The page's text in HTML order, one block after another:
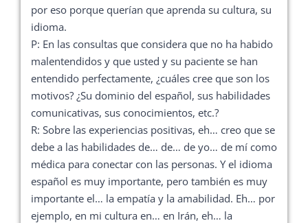
por eso porque querían que aprenda su cultura, su
idioma.
P: En las consultas que considera que no ha habido
malentendidos y que usted y su paciente se han
entendido perfectamente, ¿cuáles cree que son los
motivos? ¿Su dominio del español, sus habilidades
comunicativas, sus conocimientos, etc.?
R: Sobre las experiencias positivas, eh… creo que se
debe a las habilidades de… de… de yo… de mí como
médica para conectar con las personas. Y el idioma
español es muy importante, pero también es muy
importante el… la empatía y la amabilidad. Eh… por
ejemplo, en mi cultura en… en Irán, eh… la